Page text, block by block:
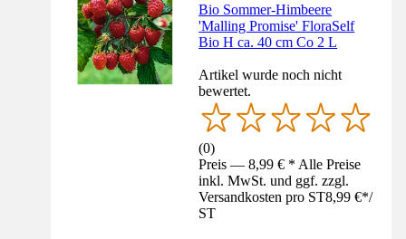
Bio Sommer-Himbeere
'Malling Promise' FloraSelf
Bio H ca. 40 cm Co 2 L
Artikel wurde noch nicht
bewertet.
(0)
Preis — 8,99 € * Alle Preise
inkl. MwSt. und ggf. zzgl.
Versandkosten pro ST8,99 €*/
ST